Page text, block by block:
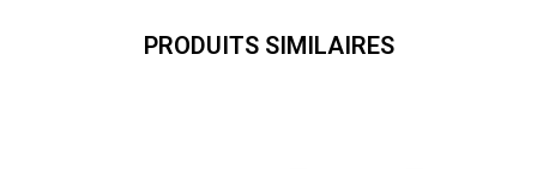
PRODUITS SIMILAIRES